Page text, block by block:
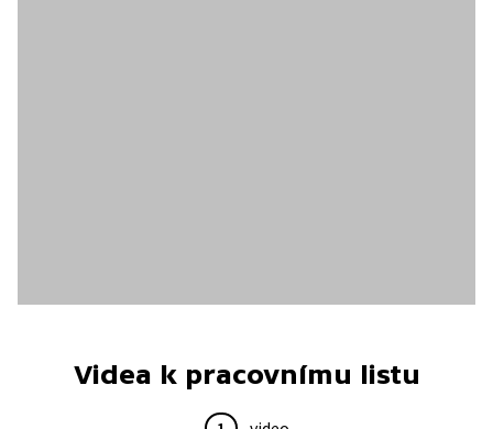
Videa k pracovnímu listu